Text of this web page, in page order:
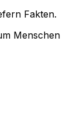
Fakten.
Menschen